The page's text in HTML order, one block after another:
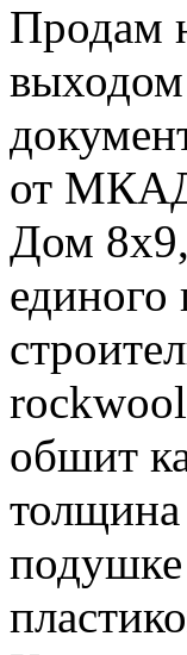
Продам
выходом
от
Дом 8х9,
единого
обшит